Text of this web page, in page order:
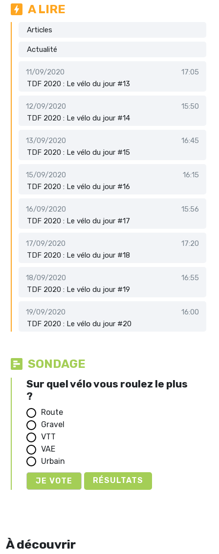
A LIRE
Articles
Actualité
11/09/2020
17:05
TDF 2020 : Le vélo du jour #13
12/09/2020
15:50
TDF 2020 : Le vélo du jour #14
13/09/2020
16:45
TDF 2020 : Le vélo du jour #15
15/09/2020
16:15
TDF 2020 : Le vélo du jour #16
16/09/2020
15:56
TDF 2020 : Le vélo du jour #17
17/09/2020
17:20
TDF 2020 : Le vélo du jour #18
18/09/2020
16:55
TDF 2020 : Le vélo du jour #19
19/09/2020
16:00
TDF 2020 : Le vélo du jour #20
SONDAGE
Sur quel vélo vous roulez le plus
?
Route
Gravel
VTT
VAE
Urbain
RÉSULTATS
À découvrir